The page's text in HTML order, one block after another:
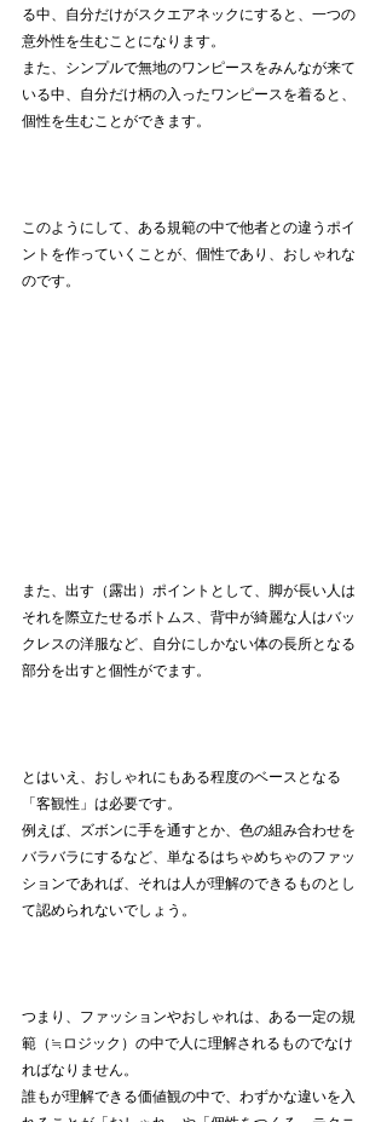
る中、自分だけがスクエアネックにすると、一つの
意外性を生むことになります。
また、シンプルで無地のワンピースをみんなが来て
いる中、 自分だけ柄の入ったワンピースを着ると、
個性を生むことができます。
このようにして、ある規範の中で他者との違うポイ
ントを作っていくことが、個性であり、おしゃれな
のです。
また、出す（露出）ポイントとして、脚が長い人は
それを際立たせるボトムス、背中が綺麗な人はバッ
クレスの洋服など、自分にしかない体の長所となる
部分を出すと個性がでます。
とはいえ、おしゃれにもある程度のベースとなる
「客観性」は必要です。
例えば、ズボンに手を通すとか、色の組み合わせを
バラバラにするなど、単なるはちゃめちゃのファッ
ションであれば、それは人が理解のできるものとし
て認められないでしょう。
つまり、ファッションやおしゃれは、ある一定の規
範（≒ロジック）の中で人に理解されるものでなけ
ればなりません。
誰もが理解できる価値観の中で、わずかな違いを入